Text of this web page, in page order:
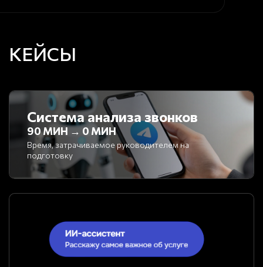
КЕЙСЫ
Система анализа звонков
90 МИН → 0 МИН
Время, затрачиваемое руководителем на
подготовку